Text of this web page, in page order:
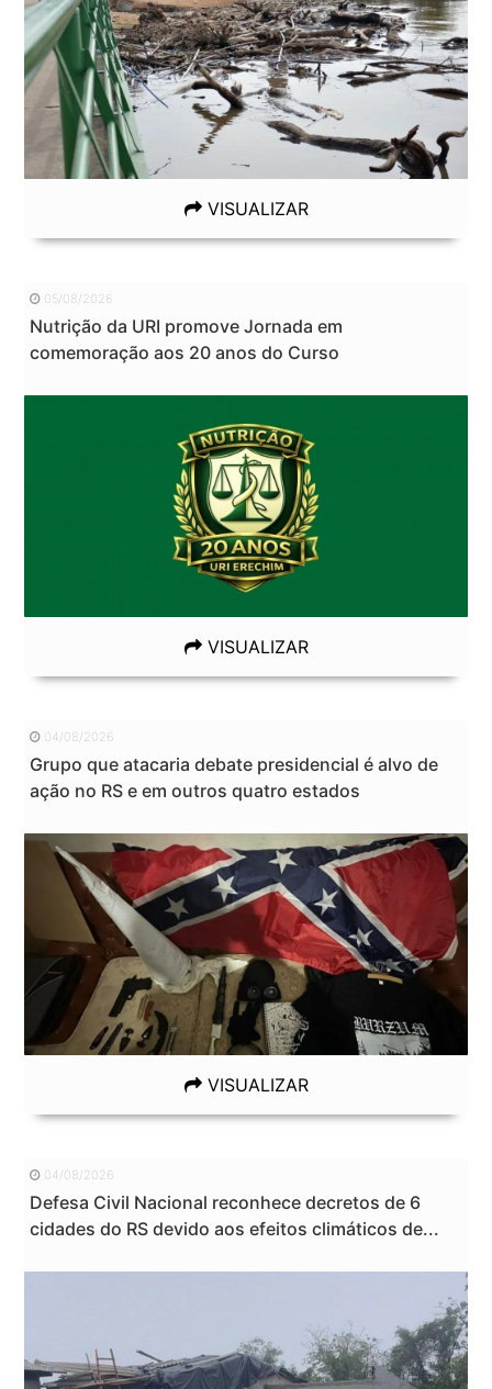
VISUALIZAR
05/08/2026
Nutrição da URI promove Jornada em
comemoração aos 20 anos do Curso
VISUALIZAR
04/08/2026
Grupo que atacaria debate presidencial é alvo de
ação no RS e em outros quatro estados
VISUALIZAR
04/08/2026
Defesa Civil Nacional reconhece decretos de 6
cidades do RS devido aos efeitos climáticos de...